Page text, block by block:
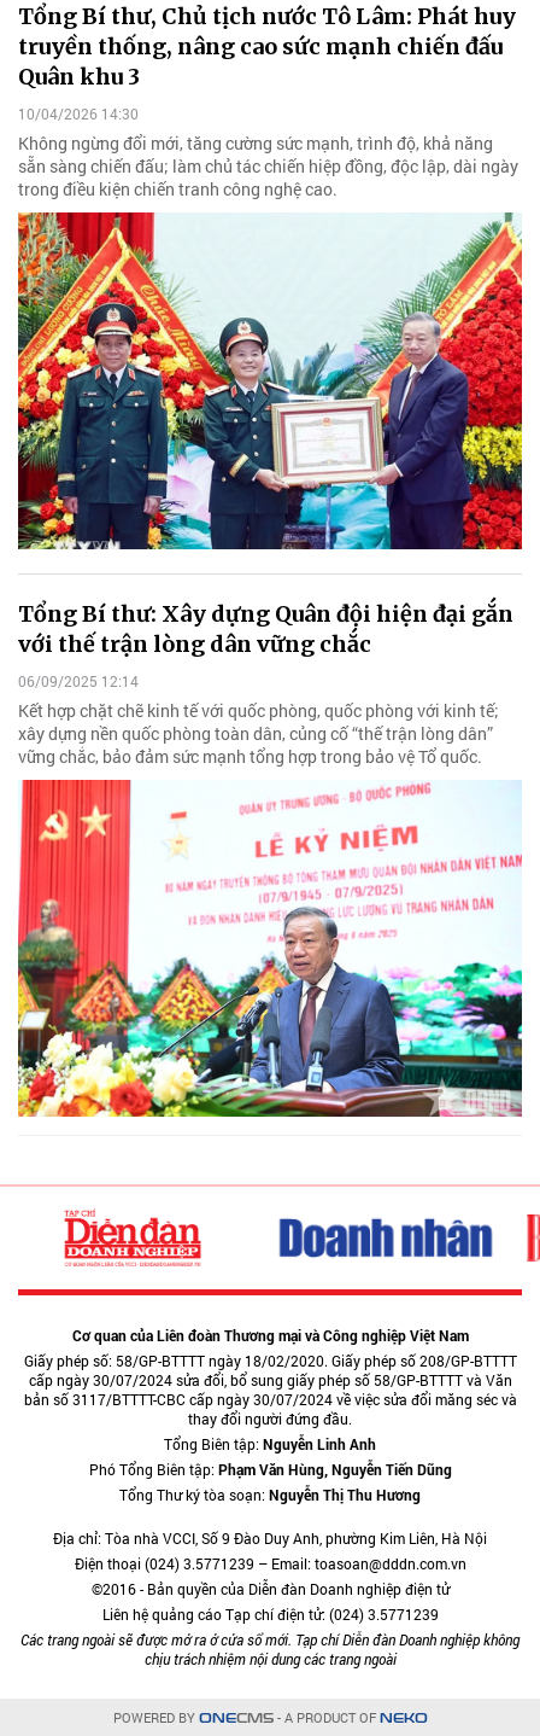
Tổng Bí thư, Chủ tịch nước Tô Lâm: Phát huy
truyền thống, nâng cao sức mạnh chiến đấu
Quân khu 3
10/04/2026 14:30
Không ngừng đổi mới, tăng cường sức mạnh, trình độ, khả năng
sẵn sàng chiến đấu; làm chủ tác chiến hiệp đồng, độc lập, dài ngày
trong điều kiện chiến tranh công nghệ cao.
Tổng Bí thư: Xây dựng Quân đội hiện đại gắn
với thế trận lòng dân vững chắc
06/09/2025 12:14
Kết hợp chặt chẽ kinh tế với quốc phòng, quốc phòng với kinh tế;
xây dựng nền quốc phòng toàn dân, củng cố “thế trận lòng dân”
vững chắc, bảo đảm sức mạnh tổng hợp trong bảo vệ Tổ quốc.
Cơ quan của Liên đoàn Thương mại và Công nghiệp Việt Nam
Giấy phép số: 58/GP-BTTTT ngày 18/02/2020. Giấy phép số 208/GP-BTTTT
cấp ngày 30/07/2024 sửa đổi, bổ sung giấy phép số 58/GP-BTTTT và Văn
bản số 3117/BTTTT-CBC cấp ngày 30/07/2024 về việc sửa đổi măng séc và
thay đổi người đứng đầu.
Tổng Biên tập:Nguyễn Linh Anh
Phó Tổng Biên tập:Phạm Văn Hùng, Nguyễn Tiến Dũng
Tổng Thư ký tòa soạn:Nguyễn Thị Thu Hương
Địa chỉ: Tòa nhà VCCI, Số 9 Đào Duy Anh, phường Kim Liên, Hà Nội
Điện thoại (024) 3.5771239 – Email: toasoan@dddn.com.vn
©2016 - Bản quyền của Diễn đàn Doanh nghiệp điện tử
Liên hệ quảng cáo Tạp chí điện tử: (024) 3.5771239
Các trang ngoài sẽ được mở ra ở cửa sổ mới. Tạp chí Diễn đàn Doanh nghiệp không
chịu trách nhiệm nội dung các trang ngoài
POWERED BY ONECMS- A PRODUCT OF NEKO